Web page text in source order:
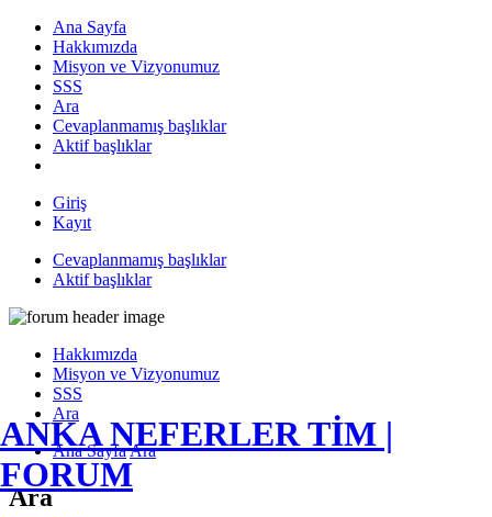
Ana Sayfa
Hakkımızda
Misyon ve Vizyonumuz
SSS
Ara
Cevaplanmamış başlıklar
Aktif başlıklar
Giriş
Kayıt
Cevaplanmamış başlıklar
Aktif başlıklar
ANKA NEFERLER TİM |
FORUM
Hakkımızda
Misyon ve Vizyonumuz
SSS
Ara
Ana SayfaAra
Ara